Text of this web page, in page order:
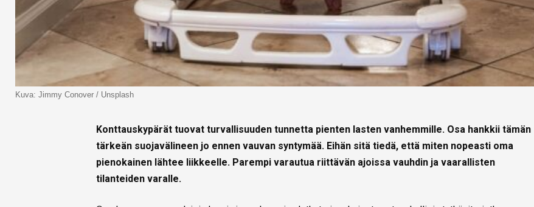
Kuva: Jimmy Conover / Unsplash
Konttauskypärät tuovat turvallisuuden tunnetta pienten lasten vanhemmille. Osa hankkii tämän
tärkeän suojavälineen jo ennen vauvan syntymää. Eihän sitä tiedä, että miten nopeasti oma
pienokainen lähtee liikkeelle. Parempi varautua riittävän ajoissa vauhdin ja vaarallisten
tilanteiden varalle.